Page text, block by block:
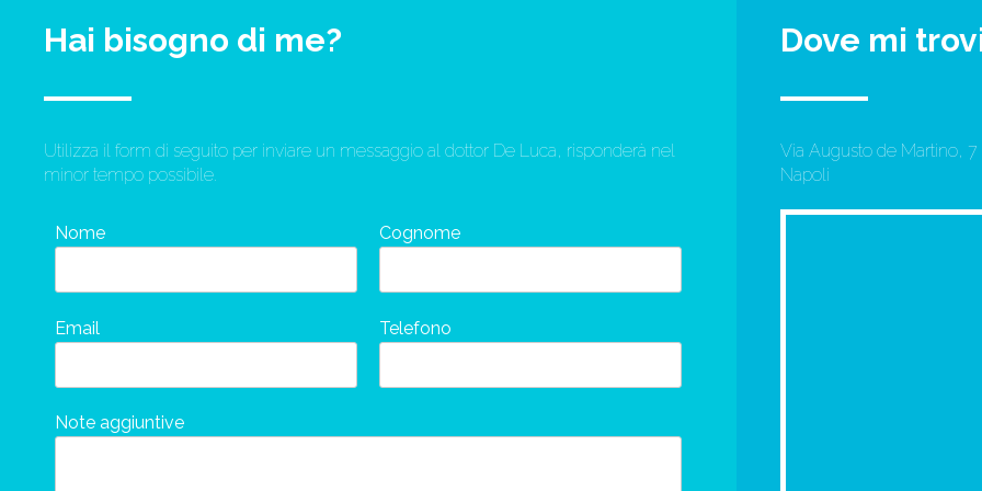
Hai bisogno di me?
Utilizza il form di seguito per inviare un messaggio al dottor De Luca, risponderà nel
minor tempo possibile.
Nome Cognome
Email Telefono
Note aggiuntive
Dove mi
Via Augusto de Martino, 7
Napoli